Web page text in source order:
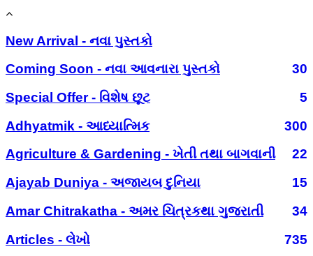
New Arrival - નવા પુસ્તકો
Coming Soon - નવા આવનારા પુસ્તકો
30
Special Offer - વિશેષ છૂટ
5
Adhyatmik - આધ્યાત્મિક
300
Agriculture & Gardening - ખેતી તથા બાગવાની
22
Ajayab Duniya - અજાયબ દુનિયા
15
Amar Chitrakatha - અમર ચિત્રકથા ગુજરાતી
34
Articles - લેખો
735